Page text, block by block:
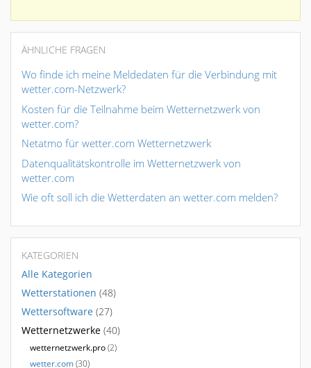
ÄHNLICHE FRAGEN
Wo finde ich meine Meldedaten für die Verbindung mit
wetter.com-Netzwerk?
Kosten für die Teilnahme beim Wetternetzwerk von
wetter.com?
Netatmo für wetter.com Wetternetzwerk
Datenqualitätskontrolle im Wetternetzwerk von
wetter.com
Wie oft soll ich die Wetterdaten an wetter.com melden?
KATEGORIEN
Alle Kategorien
Wetterstationen (48)
Wettersoftware (27)
Wetternetzwerke (40)
wetternetzwerk.pro(2)
wetter.com(30)